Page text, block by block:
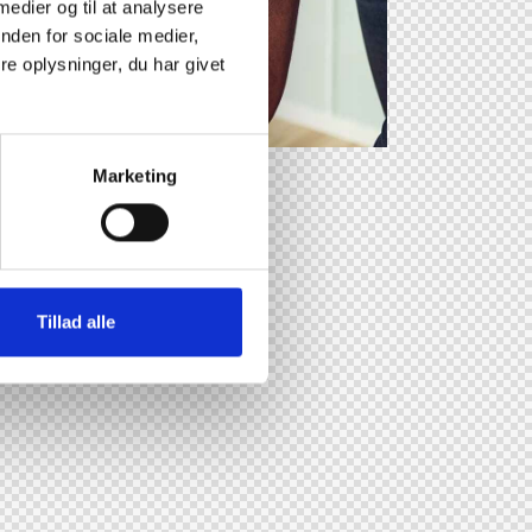
og til at analysere
for sociale medier,
oplysninger, du har givet
Marketing
Tillad alle